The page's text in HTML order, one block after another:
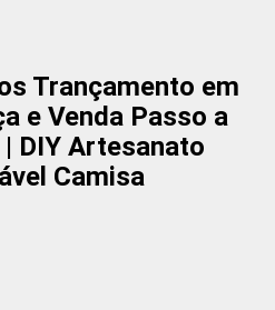
Trançamento em
e Venda Passo a
DIY Artesanato
Camisa